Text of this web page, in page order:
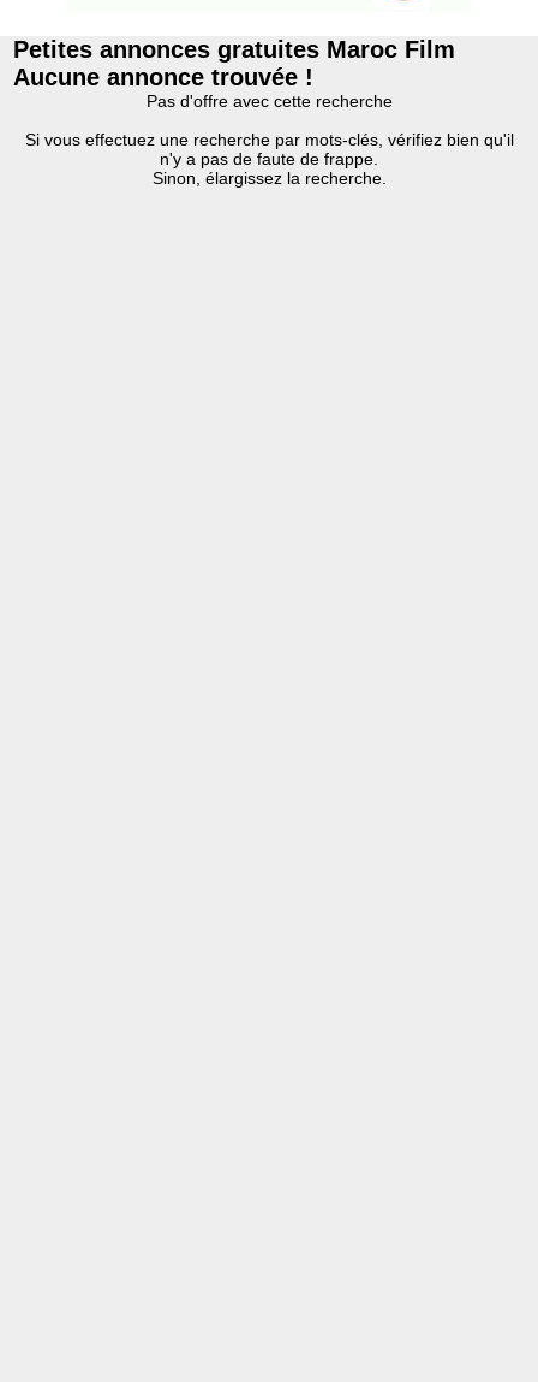
Petites annonces gratuites Maroc Film
Aucune annonce trouvée !
Pas d'offre avec cette recherche
Si vous effectuez une recherche par mots-clés, vérifiez bien qu'il
n'y a pas de faute de frappe.
Sinon, élargissez la recherche.